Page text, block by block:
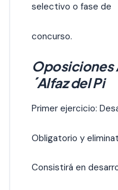
selectivo o fase de
concurso.
Oposiciones
´Alfaz del Pi
Primer ejercicio:
Obligatorio y
Consistirá en